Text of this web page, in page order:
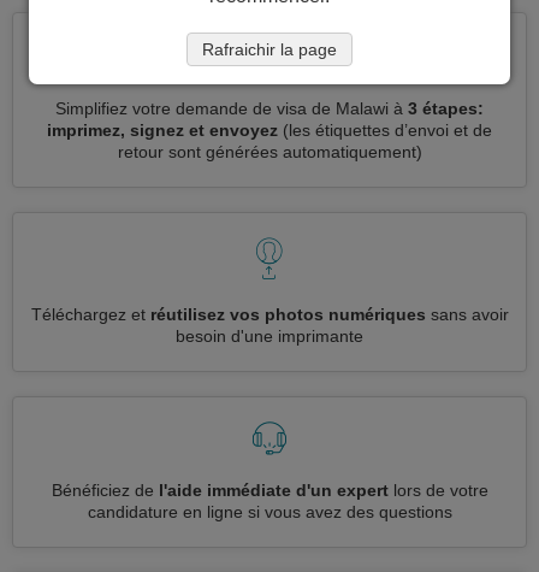
Simplifiez votre demande de visa de Malawi à 3 étapes:
imprimez, signez et envoyez (les étiquettes d’envoi et de
retour sont générées automatiquement)
Téléchargez et réutilisez vos photos numériques sans avoir
besoin d'une imprimante
Bénéficiez de l'aide immédiate d'un expertlors de votre
candidature en ligne si vous avez des questions
Rafraichir la page